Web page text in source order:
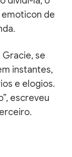
de
se
instantes,
e elogios.
escreveu